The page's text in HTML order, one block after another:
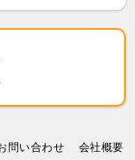
問い合わせ
会社概要